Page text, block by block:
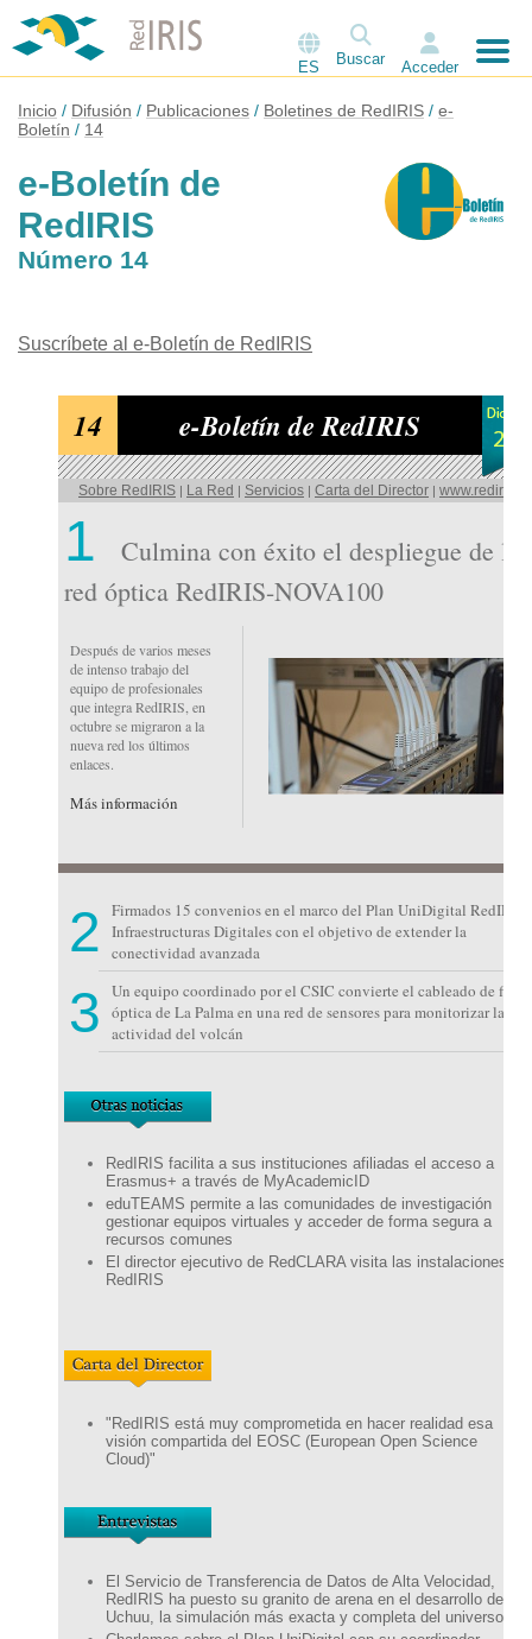
ES Buscar Acceder
Inicio Difusión Publicaciones Boletines de RedIRIS
e-
Boletín
14
e-Boletín de
RedIRIS
Número 14
Suscríbete al e-Boletín de RedIRIS